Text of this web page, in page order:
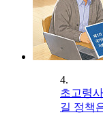
4.
초고령
길 정책